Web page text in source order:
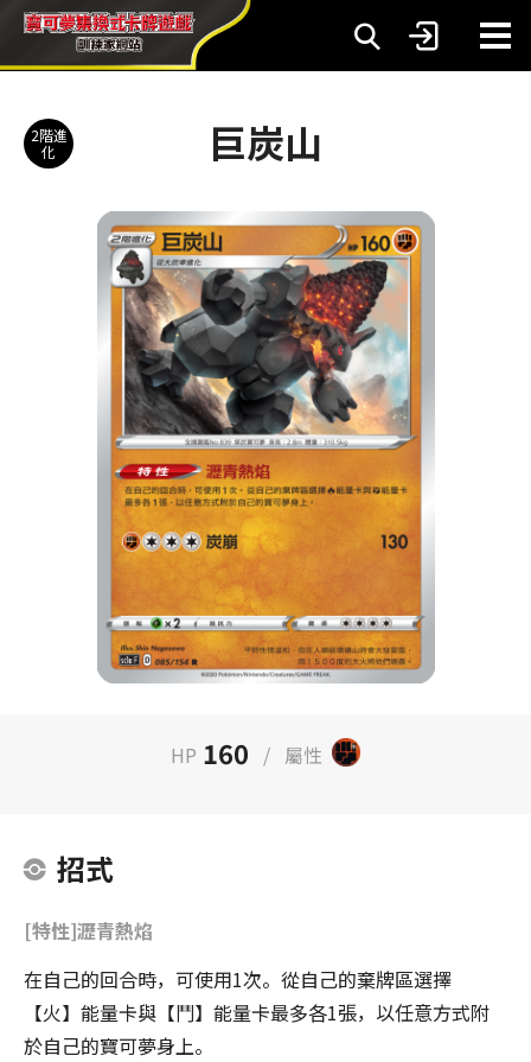
2階進
化
巨炭山
HP 160 / 屬性
招式
[特性]瀝青熱焰
在自己的回合時，可使用1次。從自己的棄牌區選擇
【火】能量卡與【鬥】能量卡最多各1張，以任意方式附
於自己的寶可夢身上。